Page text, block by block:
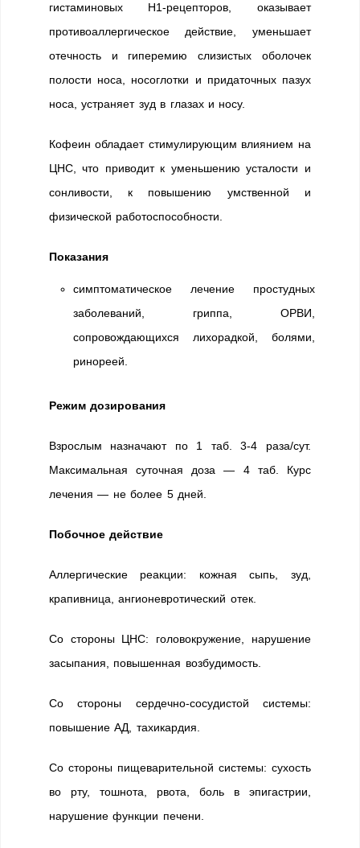
гистаминовых H1-рецепторов, оказывает
противоаллергическое действие, уменьшает
отечность и гиперемию слизистых оболочек
полости носа, носоглотки и придаточных пазух
носа, устраняет зуд в глазах и носу.
Кофеин обладает стимулирующим влиянием на
ЦНС, что приводит к уменьшению усталости и
сонливости, к повышению умственной и
физической работоспособности.
Показания
симптоматическое лечение простудных
заболеваний, гриппа, ОРВИ,
сопровождающихся лихорадкой, болями,
ринореей.
Режим дозирования
Взрослым назначают по 1 таб. 3-4 раза/сут.
Максимальная суточная доза — 4 таб. Курс
лечения — не более 5 дней.
Побочное действие
Аллергические реакции: кожная сыпь, зуд,
крапивница, ангионевротический отек.
Со стороны ЦНС: головокружение, нарушение
засыпания, повышенная возбудимость.
Со стороны сердечно-сосудистой системы:
повышение АД, тахикардия.
Со стороны пищеварительной системы: сухость
во рту, тошнота, рвота, боль в эпигастрии,
нарушение функции печени.